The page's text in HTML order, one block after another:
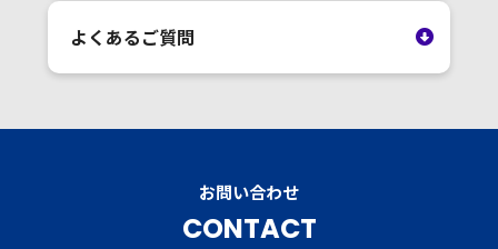
よくあるご質問
お問い合わせ
CONTACT